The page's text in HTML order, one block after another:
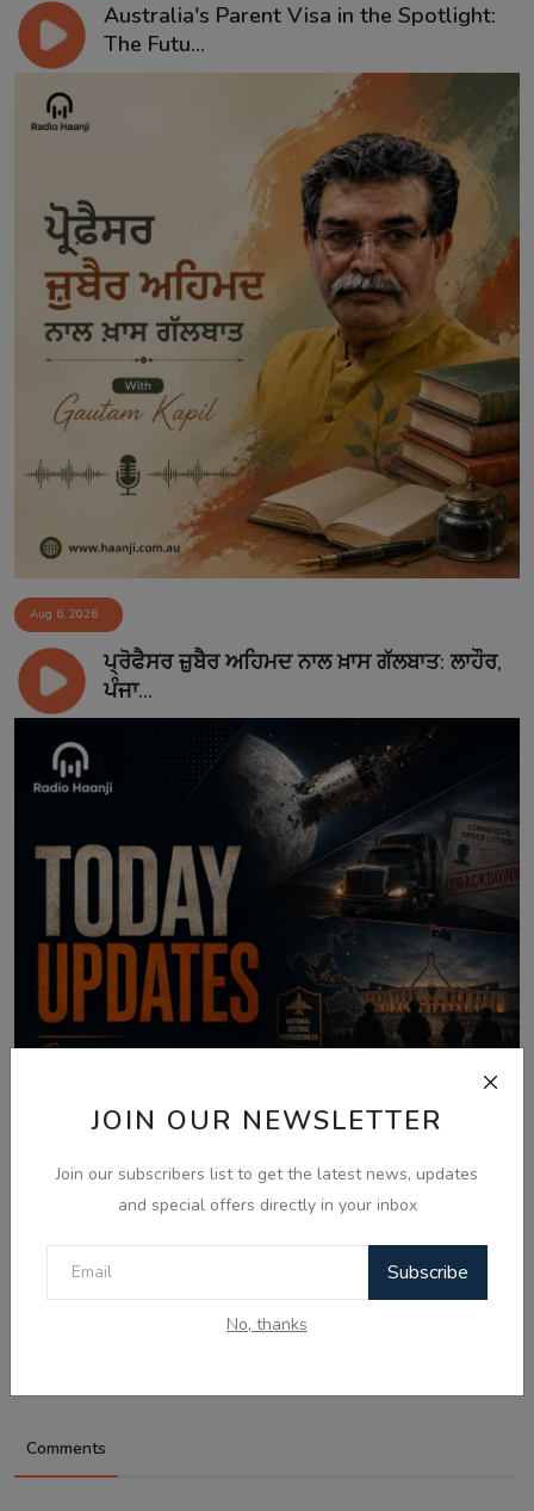
JOIN OUR NEWSLETTER
Join our subscribers list to get the latest news, updates
and special offers directly in your inbox
Subscribe
No, thanks
Australia's Parent Visa in the Spotlight:
The Futu...
Aug 6, 2026
ਪ੍ਰੋਫੈਸਰ ਜ਼ੁਬੈਰ ਅਹਿਮਦ ਨਾਲ ਖ਼ਾਸ ਗੱਲਬਾਤ: ਲਾਹੌਰ,
ਪੰਜਾ...
06 Aug -Today Updates - SpaceX Moon
Crash, US Truc...
Comments